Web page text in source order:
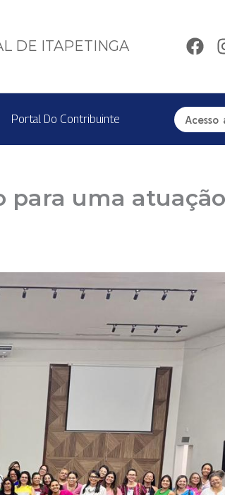
DE ITAPETINGA
Portal Do Contribuinte
para uma